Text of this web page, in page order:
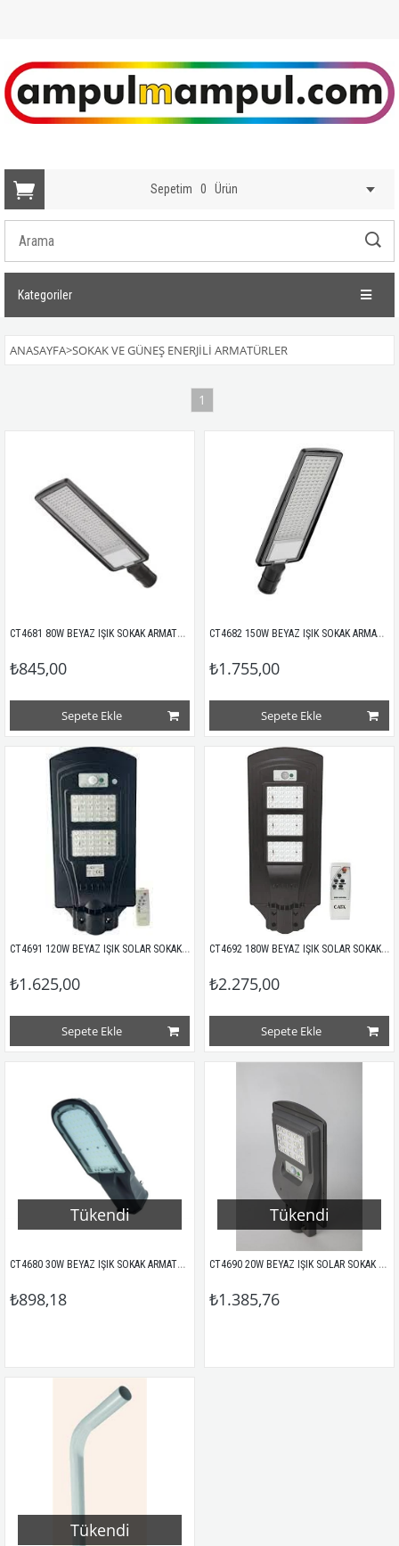
Sepetim 0 Ürün
Kategoriler
ANASAYFA>SOKAK VE GÜNEŞ ENERJİLİ ARMATÜRLER
1
CT4681 80W BEYAZ IŞIK SOKAK ARMATÜRÜ CATA
₺845,00
Sepete Ekle
CT4682 150W BEYAZ IŞIK SOKAK ARMATÜRÜ CATA
₺1.755,00
Sepete Ekle
CT4691 120W BEYAZ IŞIK SOLAR SOKAK ARMATÜRÜ CATA (GÜNEŞ ENERJİLİ)
₺1.625,00
Sepete Ekle
CT4692 180W BEYAZ IŞIK SOLAR SOKAK ARMATÜRÜ CATA (GÜNEŞ ENERJİLİ)
₺2.275,00
Sepete Ekle
Tükendi
CT4680 30W BEYAZ IŞIK SOKAK ARMATÜRÜ CATA
₺898,18
Tükendi
CT4690 20W BEYAZ IŞIK SOLAR SOKAK ARMATÜRÜ CATA (GÜNEŞ ENERJİLİ)
₺1.385,76
Tükendi